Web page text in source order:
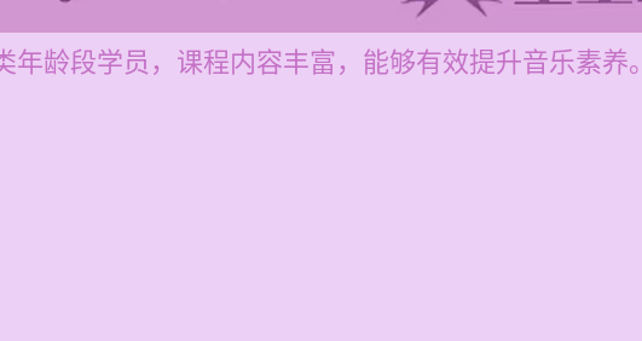
龄段学员，课程内容丰富，能够有效提升音乐素养。